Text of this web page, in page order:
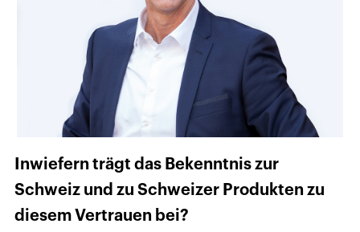
Inwiefern trägt das Bekenntnis zur
Schweiz und zu Schweizer Produkten zu
diesem Vertrauen bei?